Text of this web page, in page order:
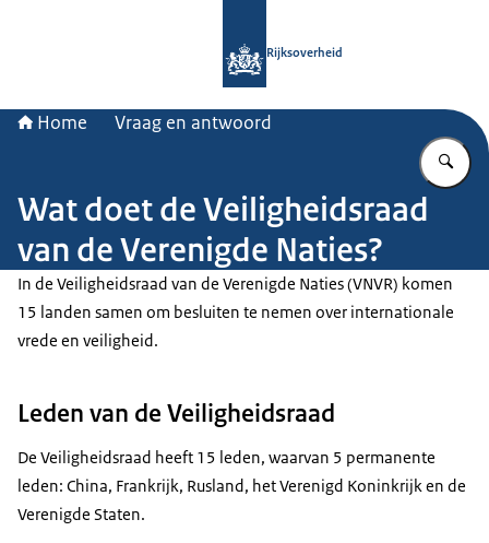
Rijksoverheid
Home Vraag en antwoord
Wat doet de Veiligheidsraad
van de Verenigde Naties?
In de Veiligheidsraad van de Verenigde Naties (VNVR) komen
15 landen samen om besluiten te nemen over internationale
vrede en veiligheid.
Leden van de Veiligheidsraad
De Veiligheidsraad heeft 15 leden, waarvan 5 permanente
leden: China, Frankrijk, Rusland, het Verenigd Koninkrijk en de
Verenigde Staten.